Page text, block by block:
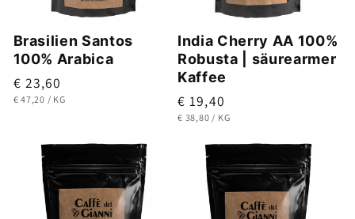
Brasilien Santos
100% Arabica
Normaler
Preis
€ 23,60
GRUNDPREIS
€ 47,20 / PRO
KG
India Cherry AA 100%
Robusta | säurearmer
Kaffee
Normaler
Preis
€ 19,40
GRUNDPREIS
€ 38,80 / PRO
KG